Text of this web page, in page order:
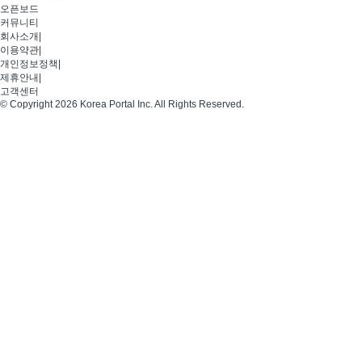
오픈보드
커뮤니티
회사소개
이용약관
개인정보정책
제휴안내
고객센터
© Copyright 2026 Korea Portal Inc. All Rights Reserved.